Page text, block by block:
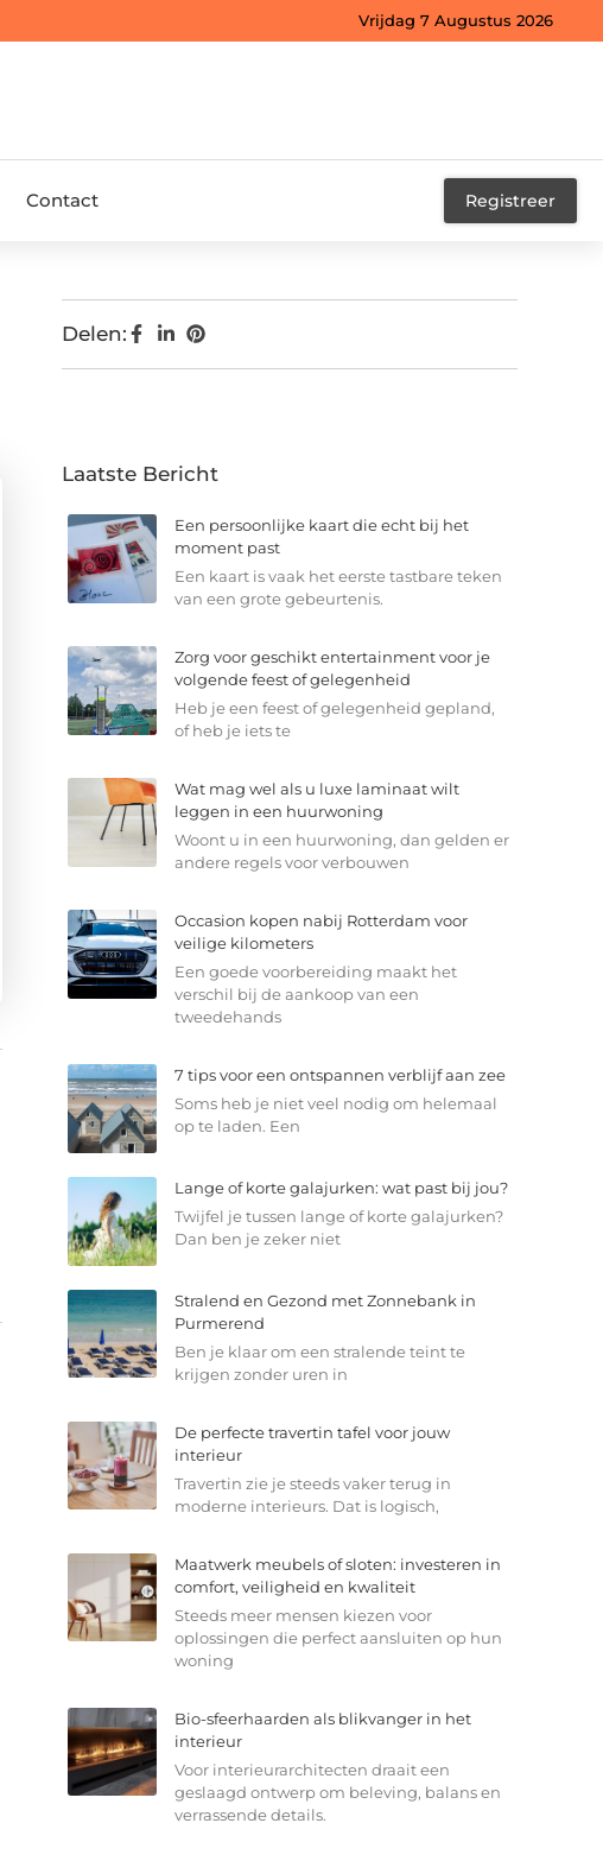
Vrijdag 7 Augustus 2026
Contact Registreer
Delen:
Laatste Bericht
Een persoonlijke kaart die echt bij het
moment past
Een kaart is vaak het eerste tastbare teken
van een grote gebeurtenis.
Zorg voor geschikt entertainment voor je
volgende feest of gelegenheid
Heb je een feest of gelegenheid gepland,
of heb je iets te
Wat mag wel als u luxe laminaat wilt
leggen in een huurwoning
Woont u in een huurwoning, dan gelden er
andere regels voor verbouwen
Occasion kopen nabij Rotterdam voor
veilige kilometers
Een goede voorbereiding maakt het
verschil bij de aankoop van een
tweedehands
7 tips voor een ontspannen verblijf aan zee
Soms heb je niet veel nodig om helemaal
op te laden. Een
Lange of korte galajurken: wat past bij jou?
Twijfel je tussen lange of korte galajurken?
Dan ben je zeker niet
Stralend en Gezond met Zonnebank in
Purmerend
Ben je klaar om een stralende teint te
krijgen zonder uren in
De perfecte travertin tafel voor jouw
interieur
Travertin zie je steeds vaker terug in
moderne interieurs. Dat is logisch,
Maatwerk meubels of sloten: investeren in
comfort, veiligheid en kwaliteit
Steeds meer mensen kiezen voor
oplossingen die perfect aansluiten op hun
woning
Bio-sfeerhaarden als blikvanger in het
interieur
Voor interieurarchitecten draait een
geslaagd ontwerp om beleving, balans en
verrassende details.